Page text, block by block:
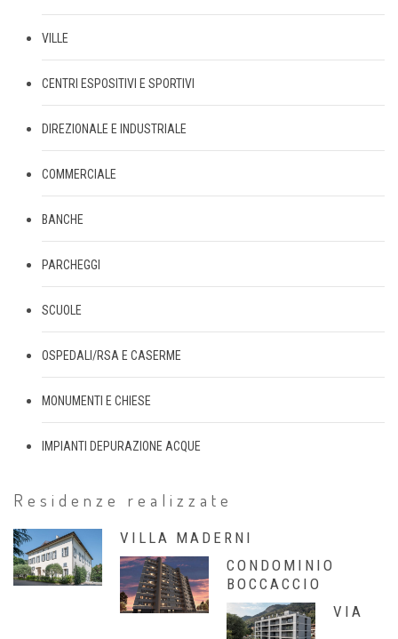
VILLE
CENTRI ESPOSITIVI E SPORTIVI
DIREZIONALE E INDUSTRIALE
COMMERCIALE
BANCHE
PARCHEGGI
SCUOLE
OSPEDALI/RSA E CASERME
MONUMENTI E CHIESE
IMPIANTI DEPURAZIONE ACQUE
Residenze realizzate
VILLA MADERNI
CONDOMINIO
BOCCACCIO
VIA